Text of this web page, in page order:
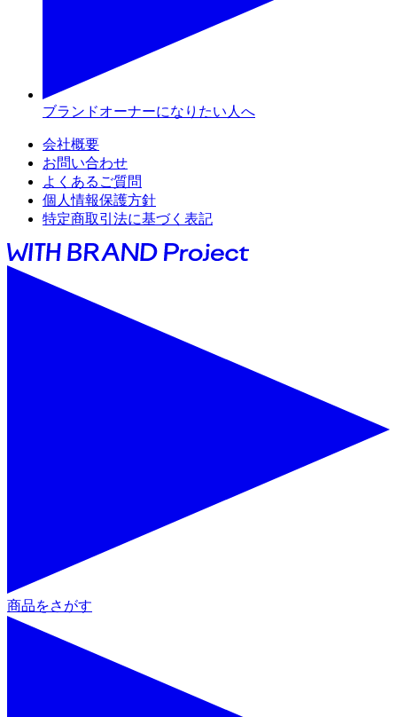
ブランドオーナーになりたい人へ
会社概要
お問い合わせ
よくあるご質問
個人情報保護方針
特定商取引法に基づく表記
商品をさがす